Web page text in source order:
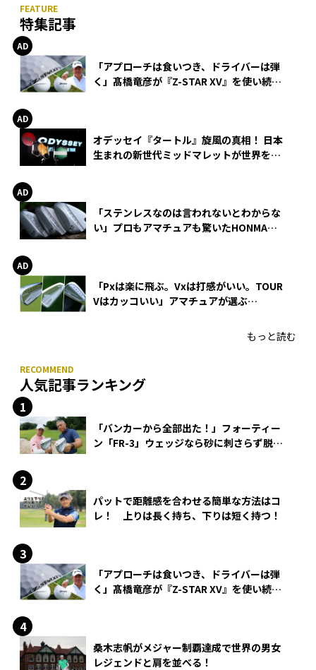
特集記事
「アプローチは食いつき、ドライバーは弾
く」髙橋竜彦が『Z-STAR XV』を使い続け
オデッセイ『タートル』旋風の真相！ 日本
生まれの新世代ミッドマレットが世界を席
「ステンレスなのは言われないとわからな
い」プロもアマチュアも驚いたHONMA
「Pxは楽に飛ぶ。Vxは打感がいい。TOUR
Vはカッコいい」アマチュアが選ぶ
もっと読む
人気記事ランキング
「バンカーから全部出た！」フォーティー
ン「FR-3」ウェッジなら砂に刺さらず脱出
パットで距離感を合わせる簡単な方法はコ
レ！ 上りは長く持ち、下りは短く持つ！
「アプローチは食いつき、ドライバーは弾
く」髙橋竜彦が『Z-STAR XV』を使い続け
桑木志帆がメジャー制覇達成で世界の男女
レジェンドと肩を並べる！